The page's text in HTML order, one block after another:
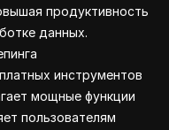
продуктивность
данных.
инструментов
мощные функции
пользователям